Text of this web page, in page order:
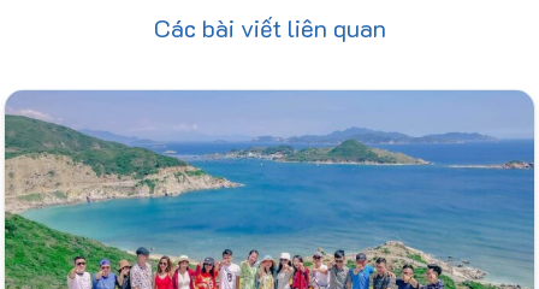
Các bài viết liên quan